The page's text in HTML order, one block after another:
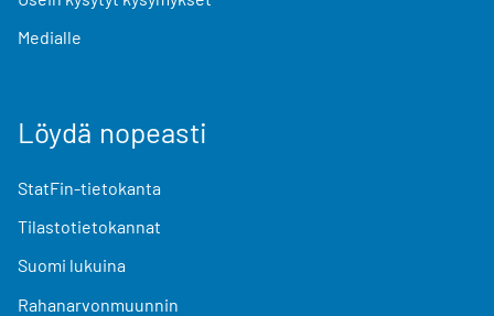
Medialle
Löydä nopeasti
StatFin-tietokanta
Tilastotietokannat
Suomi lukuina
Rahanarvonmuunnin